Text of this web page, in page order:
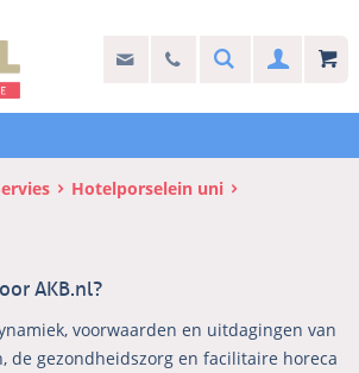
info@akb.nl
Stel uw vraag
030 69 50 814Search
Hotelporselein uni
AKB.nl?
voorwaarden en uitdagingen van
de gezondheidszorg en facilitaire horeca